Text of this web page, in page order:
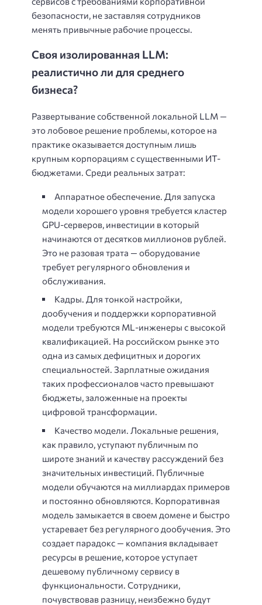
безопасности, не заставляя сотрудников
менять привычные рабочие процессы.
Своя изолированная LLM:
реалистично ли для среднего
бизнеса?
Развертывание собственной локальной LLM —
это лобовое решение проблемы, которое на
практике оказывается доступным лишь
крупным корпорациям с существенными ИТ-
бюджетами. Среди реальных затрат:
Аппаратное обеспечение. Для запуска
модели хорошего уровня требуется кластер
GPU-серверов, инвестиции в который
начинаются от десятков миллионов рублей.
Это не разовая трата — оборудование
требует регулярного обновления и
обслуживания.
Кадры. Для тонкой настройки,
дообучения и поддержки корпоративной
модели требуются ML-инженеры с высокой
квалификацией. На российском рынке это
одна из самых дефицитных и дорогих
специальностей. Зарплатные ожидания
таких профессионалов часто превышают
бюджеты, заложенные на проекты
цифровой трансформации.
Качество модели. Локальные решения,
как правило, уступают публичным по
широте знаний и качеству рассуждений без
значительных инвестиций. Публичные
модели обучаются на миллиардах примеров
и постоянно обновляются. Корпоративная
модель замыкается в своем домене и быстро
устаревает без регулярного дообучения. Это
создает парадокс — компания вкладывает
ресурсы в решение, которое уступает
дешевому публичному сервису в
функциональности. Сотрудники,
почувствовав разницу, неизбежно будут